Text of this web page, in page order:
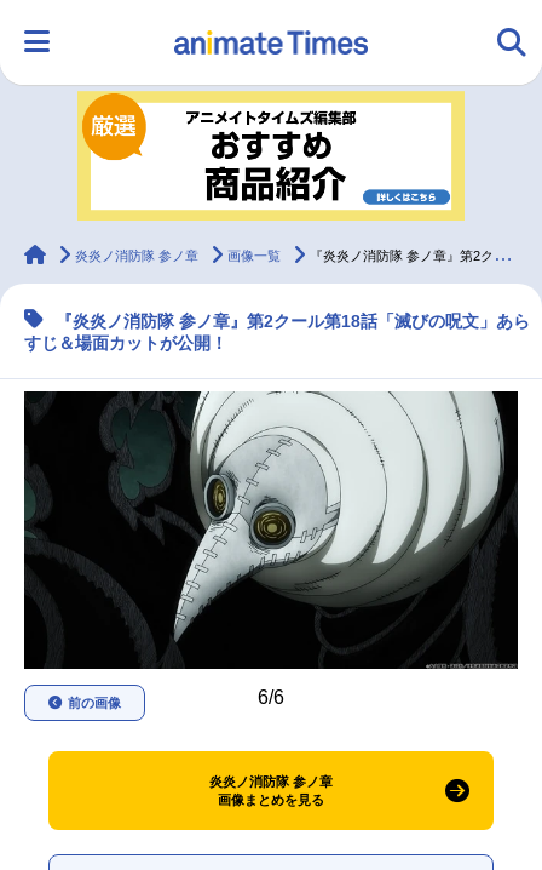
ランキング アニメ
ラジオ みんなの声
マンガ・ラノベ ゲーム・アプリ
配信・Vtuber トレンド 無料マンガ
最新記事一覧
アニメ記事一覧 声優記事一覧
アニメ映画一覧 実写化映画一覧
今期アニメ曜日別一覧
春アニメ
animateTimes
炎炎ノ消防隊 参ノ章 画像一覧 『炎炎ノ消防隊 参ノ章』第2クール第18話「滅びの呪文」あらすじ＆場面カット
『炎炎ノ消防隊 参ノ章』第2クール第18話「滅びの呪文」あら
すじ＆場面カットが公開！
6/6
前の画像
炎炎ノ消防隊 参ノ章
画像まとめを見る